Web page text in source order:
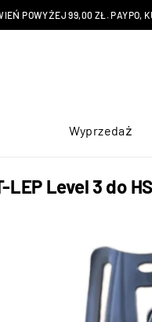
POWYŻEJ 99,00 ZŁ. PAYPO,
Wyprzedaż
LEP Level 3 do